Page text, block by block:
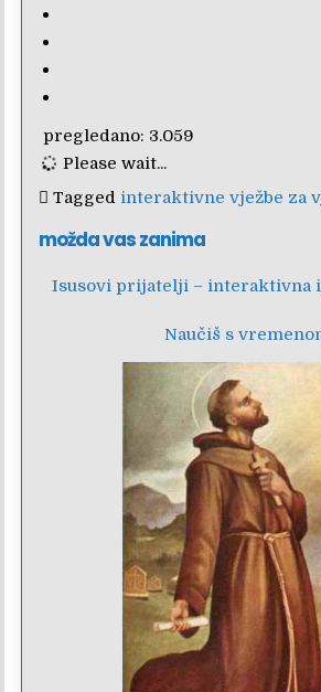
pregledano: 3.059
Please wait...
Tagged interaktivne vježbe za
možda vas zanima
Isusovi prijatelji – interaktivna
Naučiš s